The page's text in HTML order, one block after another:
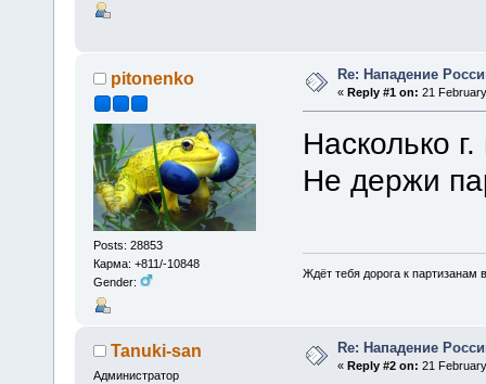
pitonenko
Posts: 28853
Карма: +811/-10848
Gender:
Re: Нападение
« Reply #1 on: 21
Насколько
Не держи
Ждёт тебя дорога к партизанам
Tanuki-san
Администратор
Re: Нападение
«Reply #2 on: 21